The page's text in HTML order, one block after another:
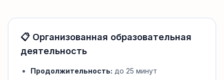
📋 Организованная образовательная
деятельность
Продолжительность: до 25 минут